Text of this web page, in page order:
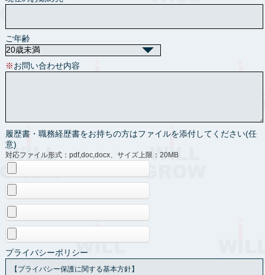
ご年齢
※お問い合わせ内容
履歴書・職務経歴書をお持ちの方はファイルを添付してください(任
意)
対応ファイル形式：pdf,doc,docx、サイズ上限：20MB
プライバシーポリシー
【プライバシー保護に関する基本方針】